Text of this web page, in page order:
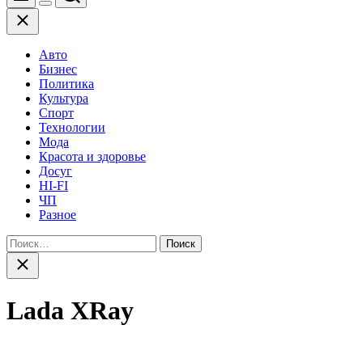
Цвет
Закрыть
Авто
Бизнес
Политика
Культура
Спорт
Технологии
Мода
Красота и здоровье
Досуг
HI-FI
ЧП
Разное
Найти:
Закрыть
поиск
Lada XRay